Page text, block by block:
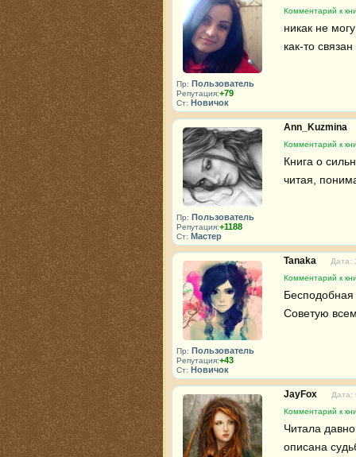
Пр: Пользователь
Репутация:+79
Ст: Новичок
Комментарий к
никак не
как-то
Пр: Пользователь
Репутация:+1188
Ст: Мастер
Ann_Kuzmina
Комментарий к
Книга о
читая,
Пр: Пользователь
Репутация:+43
Ст: Новичок
Tanaka
Дата:
Комментарий к
Бесподобная
Советую
JayFox
Дата:
Комментарий к
Читала
описана